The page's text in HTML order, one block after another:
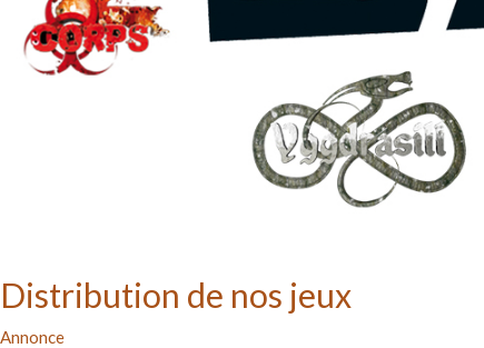
Distribution de nos jeux
Annonce